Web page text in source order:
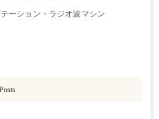
ーション・ラジオ波マシン